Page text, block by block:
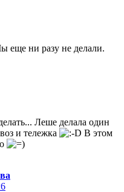
еще ни разу не делали.
Леше делала один
и тележка
В этом